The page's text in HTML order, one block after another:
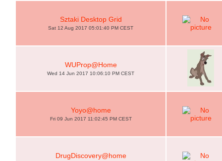
Sztaki Desktop Grid
Sat 12 Aug 2017 05:01:40 PM CEST
WUProp@Home
Wed 14 Jun 2017 10:06:10 PM CEST
Yoyo@home
Fri 09 Jun 2017 11:02:45 PM CEST
DrugDiscovery@home